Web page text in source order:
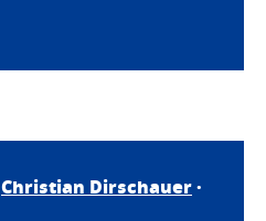
Christian Dirschauer·